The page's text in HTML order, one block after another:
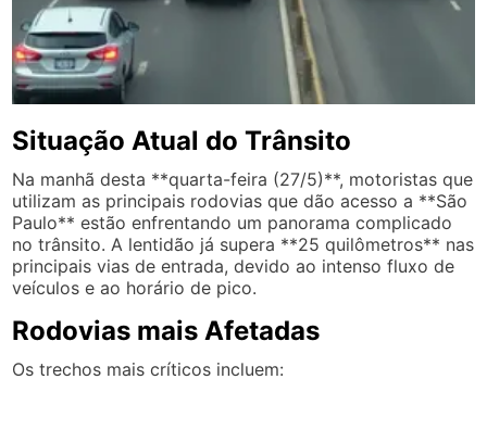
Situação Atual do Trânsito
Na manhã desta **quarta-feira (27/5)**, motoristas que
utilizam as principais rodovias que dão acesso a **São
Paulo** estão enfrentando um panorama complicado
no trânsito. A lentidão já supera **25 quilômetros** nas
principais vias de entrada, devido ao intenso fluxo de
veículos e ao horário de pico.
Rodovias mais Afetadas
Os trechos mais críticos incluem: